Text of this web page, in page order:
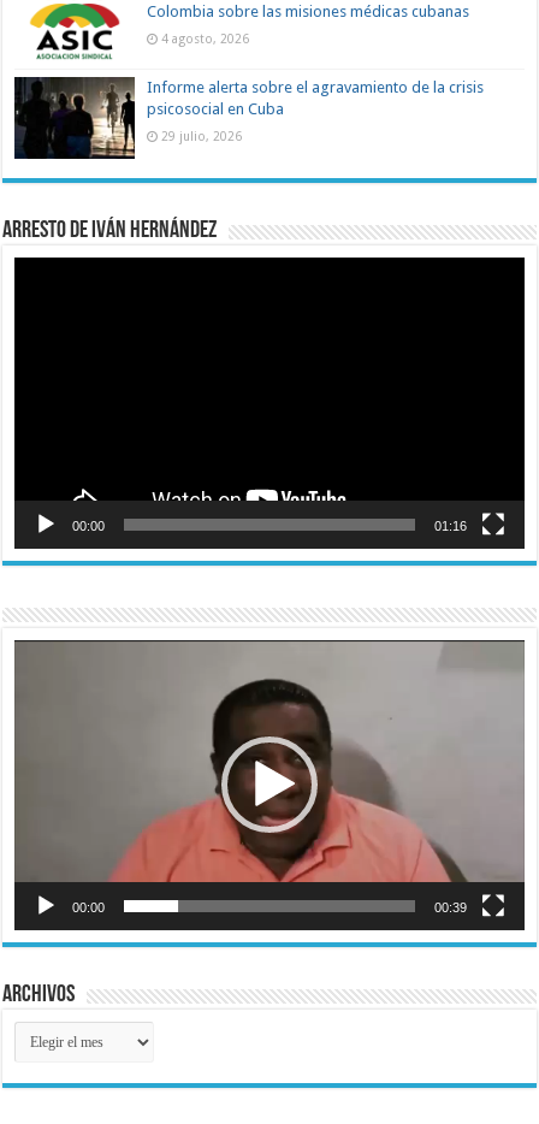
Colombia sobre las misiones médicas cubanas
4 agosto, 2026
Informe alerta sobre el agravamiento de la crisis
psicosocial en Cuba
29 julio, 2026
Arresto de Iván Hernández
00:00 01:16
Reproductor
00:00 00:39
Archivos
Archivos